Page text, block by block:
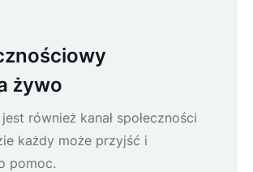
żywo
również kanał społeczności
każdy może przyjść i
pomoc.